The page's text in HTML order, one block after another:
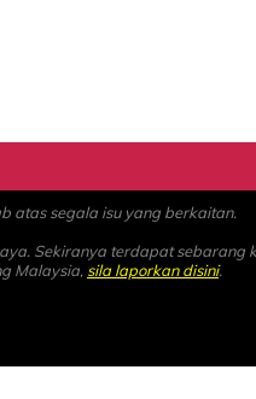
atas segala isu yang berkaitan.
Sekiranya terdapat sebarang
Malaysia, sila laporkan disini.